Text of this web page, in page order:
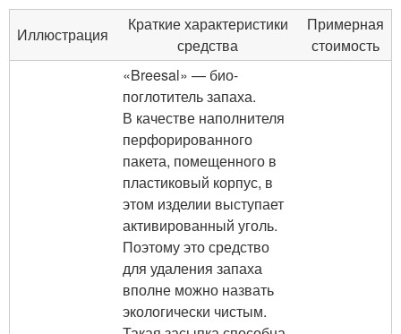
Иллюстрация
Краткие характеристики
средства
Примерная
стоимость
«Breesal» — био-
поглотитель запаха.
В качестве наполнителя
перфорированного
пакета, помещенного в
пластиковый корпус, в
этом изделии выступает
активированный уголь.
Поэтому это средство
для удаления запаха
вполне можно назвать
экологически чистым.